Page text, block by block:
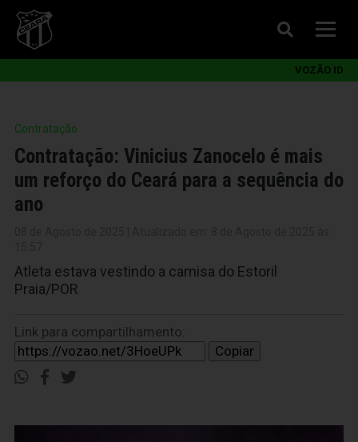
VOZÃO ID
Contratação
Contratação: Vinicius Zanocelo é mais
um reforço do Ceará para a sequência do
ano
Atleta estava vestindo a camisa do Estoril
Praia/POR
Link para compartilhamento:
Copiar